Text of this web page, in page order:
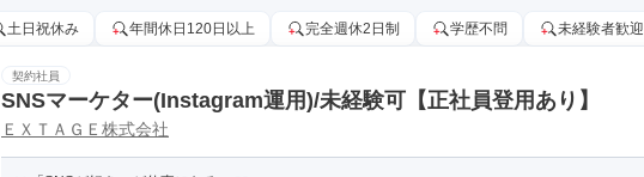
土日祝休み 年間休日120日以上 完全週休2日制 学歴不問 未経験者歓迎
契約社員
SNSマーケター(Instagram運用)/未経験可【正社員登用あり】
ＥＸＴＡＧＥ株式会社